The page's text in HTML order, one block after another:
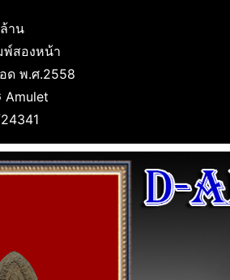
าน
พ์สองหน้า
ด พ.ศ.2558
Amulet